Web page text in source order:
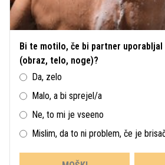
Bi te motilo, če bi partner
(obraz, telo, noge)?
Da, zelo
Malo, a bi sprejel/a
Ne, to mi je vseeno
Mislim, da to ni problem, če je